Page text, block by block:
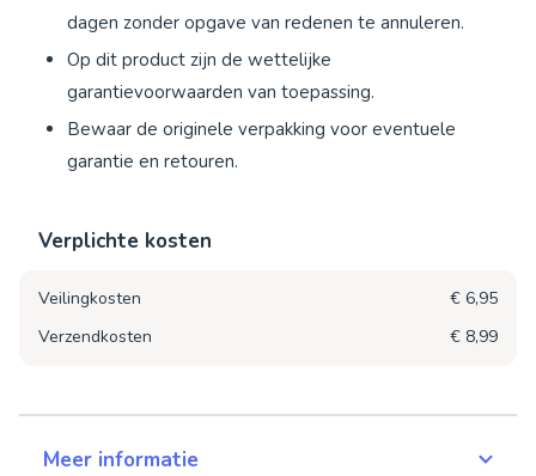
dagen zonder opgave van redenen te annuleren.
Op dit product zijn de wettelijke
garantievoorwaarden van toepassing.
Bewaar de originele verpakking voor eventuele
garantie en retouren.
Verplichte kosten
Veilingkosten
€ 6,95
Verzendkosten
€ 8,99
Meer informatie